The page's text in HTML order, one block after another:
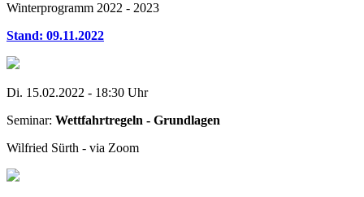
Winterprogramm 2022 - 2023
Stand: 09.11.2022
Di. 15.02.2022 - 18:30 Uhr
Seminar: Wettfahrtregeln - Grundlagen
Wilfried Sürth - via Zoom